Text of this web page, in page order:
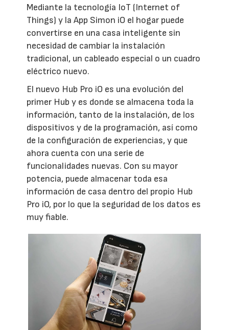
Mediante la tecnología IoT (Internet of
Things) y la App Simon iO el hogar puede
convertirse en una casa inteligente sin
necesidad de cambiar la instalación
tradicional, un cableado especial o un cuadro
eléctrico nuevo.
El nuevo Hub Pro iO es una evolución del
primer Hub y es donde se almacena toda la
información, tanto de la instalación, de los
dispositivos y de la programación, así como
de la configuración de experiencias, y que
ahora cuenta con una serie de
funcionalidades nuevas. Con su mayor
potencia, puede almacenar toda esa
información de casa dentro del propio Hub
Pro iO, por lo que la seguridad de los datos es
muy fiable.